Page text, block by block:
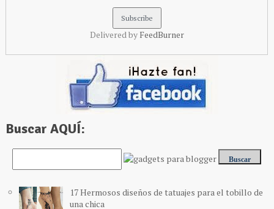
Delivered by FeedBurner
Buscar AQUÍ:
17 Hermosos diseños de tatuajes para el tobillo de
una chica